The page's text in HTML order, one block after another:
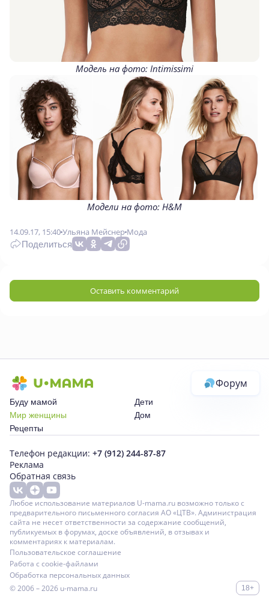
Модель на фото: Intimissimi
Модели на фото: H&M
14.09.17, 15:40Ульяна Мейснер Мода
Поделиться
Оставить комментарий
Форум
Буду мамой
Дети
Мир женщины
Дом
Рецепты
Телефон редакции: +7 (912) 244-87-87
Реклама
Обратная связь
Любое использование материалов U-mama.ru возможно только с
предварительного письменного согласия АО «ЦТВ». Администрация
сайта не несет ответственности за содержание сообщений,
публикуемых в форумах, доске объявлений, в отзывах и
комментариях к материалам.
Пользовательское соглашение
Работа с cookie-файлами
Обработка персональных данных
© 2006 – 2026 u-mama.ru 18+